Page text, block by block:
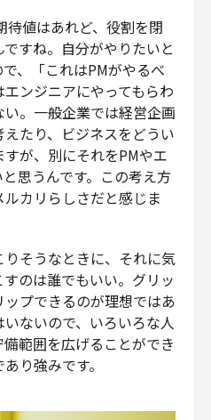
待値はあれど、役割を閉
すね。自分がやりたいと
、「これはPMがやるべ
ンジニアにやってもらわ
。一般企業では経営企画
たり、ビジネスをどうい
が、別にそれをPMやエ
思うんです。この考え方
カリらしさだと感じま
そうなときに、それに気
のは誰でもいい。グリッ
プできるのが理想ではあ
ないので、いろいろな人
範囲を広げることができ
り強みです。